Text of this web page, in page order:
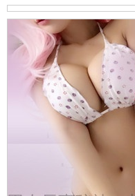
台 › ›